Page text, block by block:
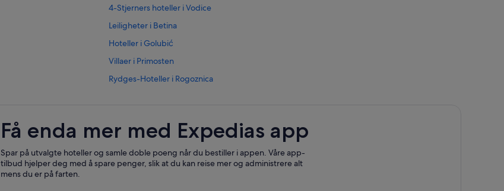
4-Stjerners hoteller i Vodice
Leiligheter i Betina
Hoteller i Golubić
Villaer i Primosten
Rydges-Hoteller i Rogoznica
Hoteller i Skradin
Hoteller i Vodice
Få enda mer med Expedias app
Spar på utvalgte hoteller og samle doble poeng når du bestiller i appen. Våre app-
tilbud hjelper deg med å spare penger, slik at du kan reise mer og administrere alt
mens du er på farten.